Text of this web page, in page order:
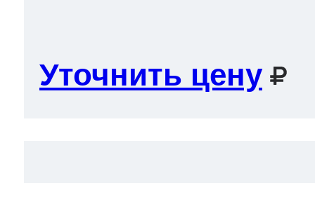
Уточнить цену